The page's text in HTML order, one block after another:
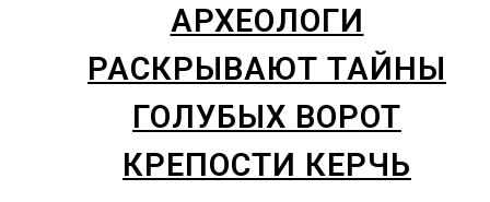
АРХЕОЛОГИ
РАСКРЫВАЮТ ТАЙНЫ
ГОЛУБЫХ ВОРОТ
КРЕПОСТИ КЕРЧЬ